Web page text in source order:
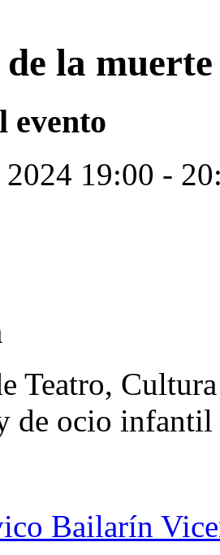
la muerte
evento
2024 19:00 -
Teatro,
de ocio infantil
Bailarín